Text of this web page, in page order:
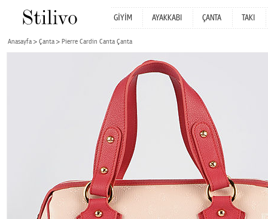
GİYİM AYAKKABI ÇANTA TAKI
Anasayfa Çanta Pierre Cardin Canta Çanta